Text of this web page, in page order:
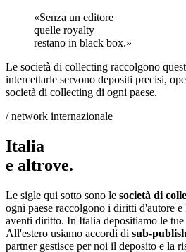
«Senza un editore
quelle royalty
restano in black box.»
Le società di collecting raccolgono
intercettarle servono depositi precisi,
società di collecting di ogni paese.
/ network internazionale
Italia
e altrove.
Le sigle qui sotto sono le società di
ogni paese raccolgono i diritti d'autore
aventi diritto. In Italia depositiamo le
All'estero usiamo accordi di sub-
partner gestisce per noi il deposito e la